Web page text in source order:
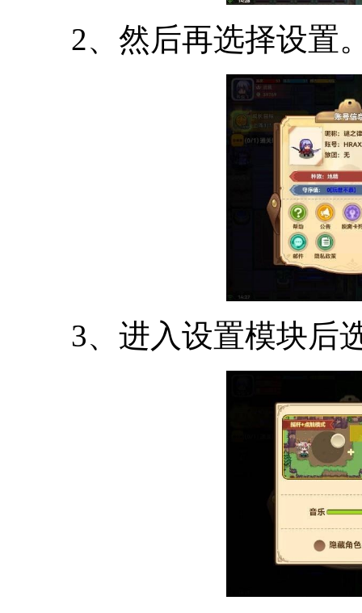
2、然后再选择设置
3、进入设置模块后